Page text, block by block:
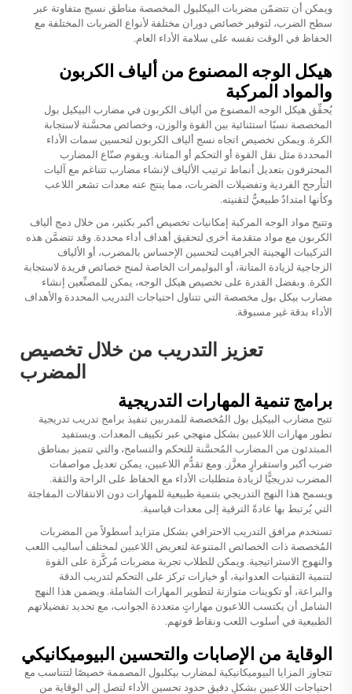
ويمكن أن تتضمّن مضربات البيكلبول المخصصة مناطق نسيج متفاوتة عبر
سطح الضرب، لتوفير خصائص دوران مختلفة لأنواع الضربات المختلفة مع
الحفاظ في الوقت نفسه على سلامة الأداء العام.
هيكل الوجه المصنوع من ألياف الكربون
والمواد المركبة
يُحقِّق هيكل الوجه المصنوع من ألياف الكربون في مضارب البيكيل بول
المخصصة نسبًا استثنائية بين القوة والوزن، وخصائص محسَّنة لاستجابة
الكرة. ويمكن تخصيص اتجاه نسج ألياف الكربون لتحسين سمات الأداء
المحددة مثل نقل القوة أو التحكم أو المتانة. ويقوم صنّاع المضارب
المحترفون بتعديل أنماط ترتيب الألياف لإنشاء مضارب تتناغم مع آليات
التأرجح الفردية وتفضيلات الضربات، مما ينتج عنه معدات تشعر اللاعب
وكأنها امتدادٌ طبيعيٌّ لتقنيته.
وتتيح مواد الوجه المركبة إمكانيات تخصيص أكبر بكثير، من خلال دمج ألياف
الكربون مع مواد متقدمة أخرى لتحقيق أهداف أداء محددة. وقد تتضمَّن هذه
التركيبات الهجينة الجرافيت لتحسين الإحساس بالمضرب، أو الألياف
الزجاجية لزيادة المتانة، أو البوليمرات الخاصة لمنح خصائص فريدة لاستجابة
الكرة. وبفضل القدرة على تخصيص هيكل الوجه، يمكن للمصنِّعين إنشاء
مضارب بيكل بول مخصصة
التي تتناول احتياجات التدريب المحددة والأهداف
الأداء بدقة غير مسبوقة.
تعزيز التدريب من خلال تخصيص
المضرب
برامج تنمية المهارات التدريجية
تتيح مضارب البيكيل بول المُخصصة للمدربين تنفيذ برامج تدريب تدريجية
تطور مهارات اللاعبين بشكل منهجي عبر تكييف المعدات. ويستفيد
المبتدئون من المضارب المُحسَّنة للتحكم والتسامح، والتي تتميز بمناطق
ضرب أكبر واستقرارٍ معزَّز. ومع تقدُّم اللاعبين، يمكن تعديل مواصفات
المضرب تدريجيًّا لزيادة متطلبات الأداء مع الحفاظ على الراحة والثقة.
ويسمح هذا النهج التدريجي بتنمية طبيعية للمهارات دون الانتقالات المفاجئة
التي يُرتبط بها عادةً الترقية إلى معدات قياسية.
تستخدم مرافق التدريب الاحترافي بشكل متزايد أسطولاً من المضربات
المُخصصة ذات الخصائص المتنوعة لتعريض اللاعبين لمختلف أساليب اللعب
والنهوج الاستراتيجية. ويمكن للطلاب تجربة مضربات مُركَّزة على القوة
لتنمية التقنيات العدوانية، أو خيارات تركز على التحكم لتدريب الدقة
والبراعة، أو تكوينات متوازنة لتطوير المهارات الشاملة. ويضمن هذا النهج
الشامل أن يكتسب اللاعبون مهاراتٍ متعددة الجوانب، مع تحديد تفضيلاتهم
الطبيعية في أسلوب اللعب ونقاط قوتهم.
الوقاية من الإصابات والتحسين البيوميكانيكي
تتجاوز المزايا البيوميكانيكية لمضارب بيكلبول المصممة خصيصًا لتتناسب مع
احتياجات اللاعبين بشكلٍ دقيقٍ حدود تحسين الأداء لتصل إلى الوقاية من